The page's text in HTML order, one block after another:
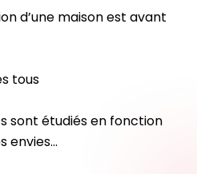
d’une maison est avant
tous
sont étudiés en fonction
envies…